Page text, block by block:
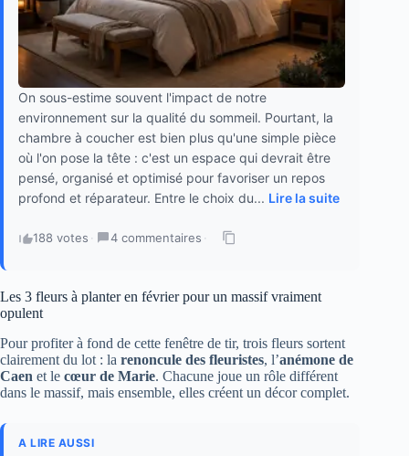
On sous-estime souvent l'impact de notre
environnement sur la qualité du sommeil. Pourtant, la
chambre à coucher est bien plus qu'une simple pièce
où l'on pose la tête : c'est un espace qui devrait être
pensé, organisé et optimisé pour favoriser un repos
profond et réparateur. Entre le choix du... Lire la suite
188 votes · 4 commentaires ·
Les 3 fleurs à planter en février pour un massif vraiment
opulent
Pour profiter à fond de cette fenêtre de tir, trois fleurs sortent
clairement du lot : la renoncule des fleuristes, l’anémone de
Caen et le cœur de Marie. Chacune joue un rôle différent
dans le massif, mais ensemble, elles créent un décor complet.
A LIRE AUSSI